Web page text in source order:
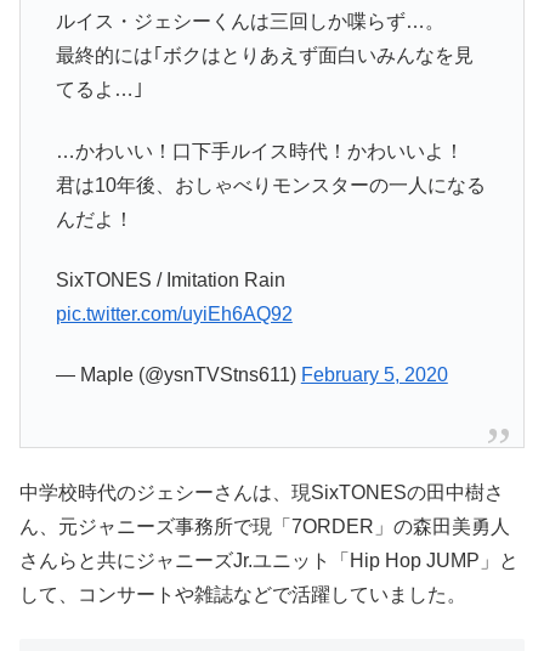
ルイス・ジェシーくんは三回しか喋らず…。
最終的には｢ボクはとりあえず面白いみんなを見
てるよ…｣
…かわいい！口下手ルイス時代！かわいいよ！
君は10年後、おしゃべりモンスターの一人になる
んだよ！
SixTONES / Imitation Rain
pic.twitter.com/uyiEh6AQ92
— Maple (@ysnTVStns611) February 5, 2020
中学校時代のジェシーさんは、現SixTONESの田中樹さ
ん、元ジャニーズ事務所で現「7ORDER」の森田美勇人
さんらと共にジャニーズJr.ユニット「Hip Hop JUMP」と
して、コンサートや雑誌などで活躍していました。